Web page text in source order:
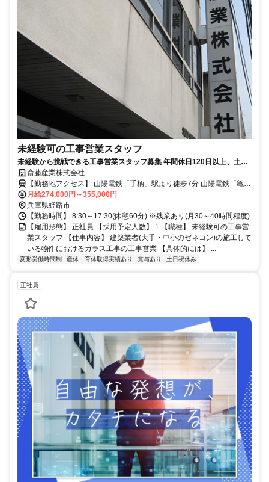
未経験可の工事営業スタッフ
未経験から挑戦できる工事営業スタッフ募集 年間休日120日以上、土日
祝休みでプライベートも充実。正社員として安定したキャリアを築きま
せんか。賞与や退職金制度も整い、産休・育休の取得実績もあり、長く
安心して働ける環境です。
斎藤産業株式会社
【勤務地アクセス】 山陽電鉄「手柄」駅より徒歩7分 山陽電鉄「亀
山」駅より徒歩10分 神姫バス「手柄」バス停より徒歩1分 〇車通勤
OK(駐車場あり) JR「姫路」駅より車で6分 山陽電鉄「山陽姫路」駅
より車で6分
月給274,000円～355,000円
兵庫県姫路市
【勤務時間】 8:30～17:30(休憩60分) ※残業あり(月30～40時間程度)
【雇用形態】 正社員 【採用予定人数】 1 【職種】 未経験可の工事営
業スタッフ 【仕事内容】 建築業者(大手・中小のゼネコン)の施工して
いる物件におけるガラス工事の工事営業 【具体的には】 ...
変形労働時間制 産休・育休取得実績あり 賞与あり 土日祝休み
正社員